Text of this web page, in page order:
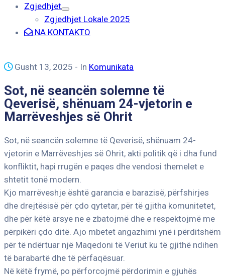
Zgjedhjet
Zgjedhjet Lokale 2025
NA KONTAKTO
Gusht 13, 2025 - In Komunikata
Sot, në seancën solemne të
Qeverisë, shënuam 24-vjetorin e
Marrëveshjes së Ohrit
Sot, në seancën solemne të Qeverisë, shënuam 24-
vjetorin e Marrëveshjes së Ohrit, akti politik që i dha fund
konfliktit, hapi rrugën e paqes dhe vendosi themelet e
shtetit tonë modern.
Kjo marrëveshje është garancia e barazisë, përfshirjes
dhe drejtësisë për çdo qytetar, për të gjitha komunitetet,
dhe për këtë arsye ne e zbatojmë dhe e respektojmë me
përpikëri çdo ditë. Ajo mbetet angazhimi ynë i përditshëm
për të ndërtuar një Maqedoni të Veriut ku të gjithë ndihen
të barabartë dhe të përfaqësuar.
Në këtë frymë, po përforcojmë përdorimin e gjuhës